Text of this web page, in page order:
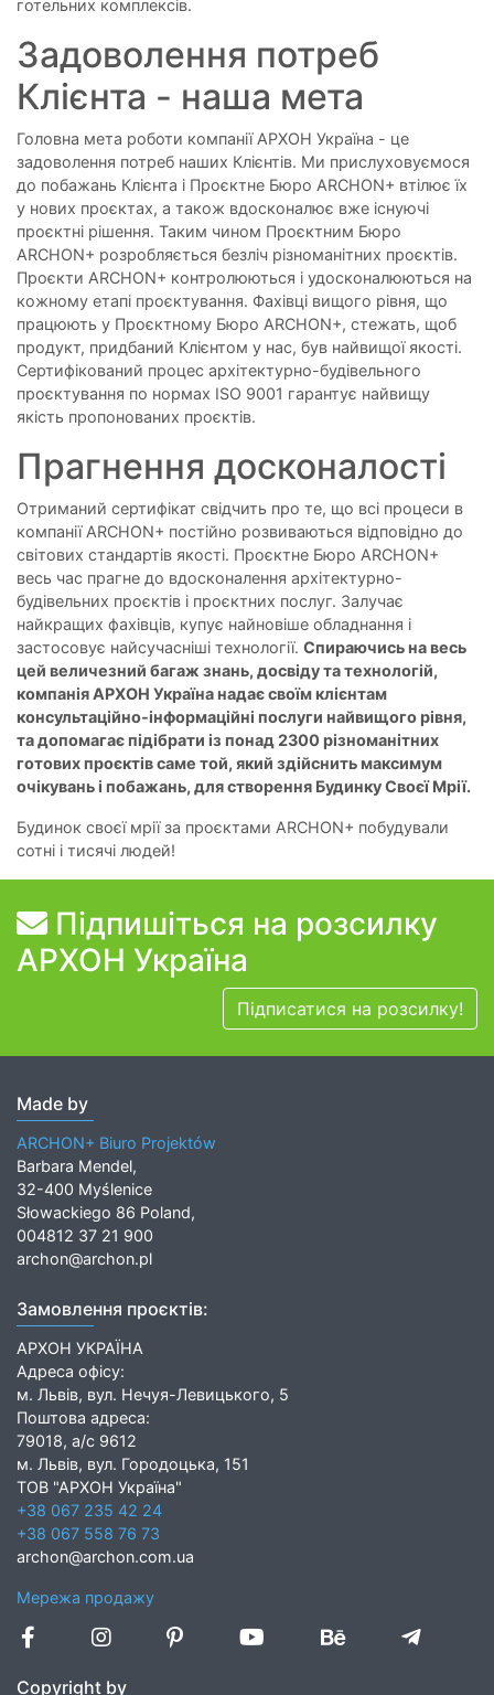
готельних комплексів.
Задоволення потреб
Клієнта - наша мета
Головна мета роботи компанії АРХОН Україна - це
задоволення потреб наших Клієнтів. Ми прислуховуємося
до побажань Клієнта і Проєктне Бюро ARCHON+ втілює їх
у нових проєктах, а також вдосконалює вже існуючі
проєктні рішення. Таким чином Проєктним Бюро
ARCHON+ розробляється безліч різноманітних проєктів.
Проєкти ARCHON+ контролюються і удосконалюються на
кожному етапі проєктування. Фахівці вищого рівня, що
працюють у Проєктному Бюро ARCHON+, стежать, щоб
продукт, придбаний Клієнтом у нас, був найвищої якості.
Сертифікований процес архітектурно-будівельного
проєктування по нормах ISO 9001 гарантує найвищу
якість пропонованих проєктів.
Прагнення досконалості
Отриманий сертифікат свідчить про те, що всі процеси в
компанії ARCHON+ постійно розвиваються відповідно до
світових стандартів якості. Проєктне Бюро ARCHON+
весь час прагне до вдосконалення архітектурно-
будівельних проєктів і проєктних послуг. Залучає
найкращих фахівців, купує найновіше обладнання і
застосовує найсучасніші технології. Спираючись на весь
цей величезний багаж знань, досвіду та технологій,
компанія АРХОН Україна надає своїм клієнтам
консультаційно-інформаційні послуги найвищого рівня,
та допомагає підібрати із понад 2300 різноманітних
готових проєктів саме той, який здійснить максимум
очікувань і побажань, для створення Будинку Своєї Мрії.
Будинок своєї мрії за проєктами ARCHON+ побудували
сотні і тисячі людей!
Підпишіться на розсилку
АРХОН Україна
Підписатися на розсилку!
Made by
ARCHON+ Biuro Projektów
Barbara Mendel,
32-400 Myślenice
Słowackiego 86 Poland,
004812 37 21 900
archon@archon.pl
Замовлення проєктів:
АРХОН УКРАЇНА
Адреса офісу:
м. Львів, вул. Нечуя-Левицького, 5
Поштова адреса:
79018, а/с 9612
м. Львів, вул. Городоцька, 151
ТОВ "АРХОН Україна"
+38 067 235 42 24
+38 067 558 76 73
archon@archon.com.ua
Мережа продажу
Copyright by